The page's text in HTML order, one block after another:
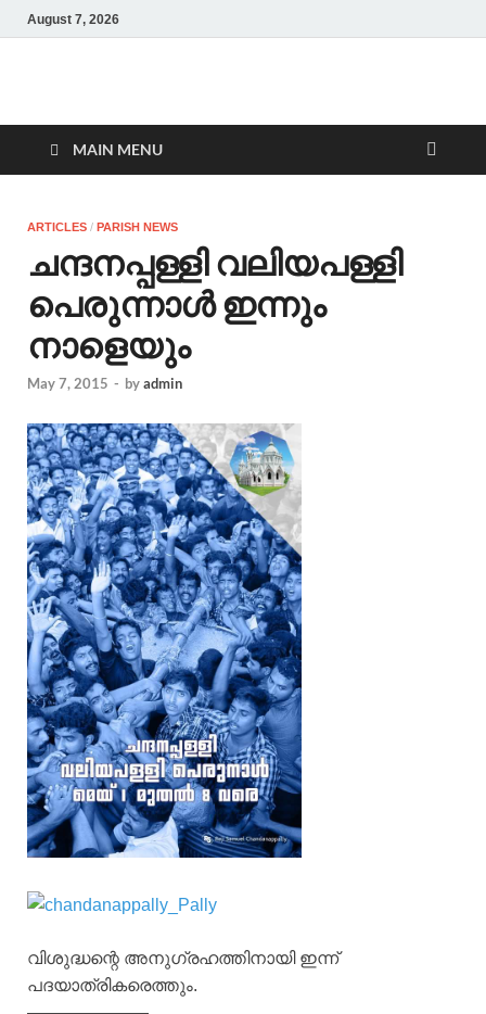
August 7, 2026
Malankara Orthodox
TVMAIN MENU
ARTICLES / PARISH NEWS
ചന്ദനപ്പള്ളി വലിയപള്ളി
പെരുന്നാൾ ഇന്നും
നാളെയും
May 7, 2015 - byadmin
വിശുദ്ധന്റെ അനുഗ്രഹത്തിനായി ഇന്ന്
പദയാത്രികരെത്തും.